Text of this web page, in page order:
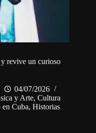
revive un curioso
04/07/2026
y Arte, Cultura
Cuba, Historias